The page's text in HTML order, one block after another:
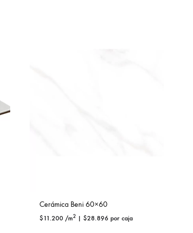
Cerámica Beni 60×60
$11.200 /m2 | $28.896 por caja